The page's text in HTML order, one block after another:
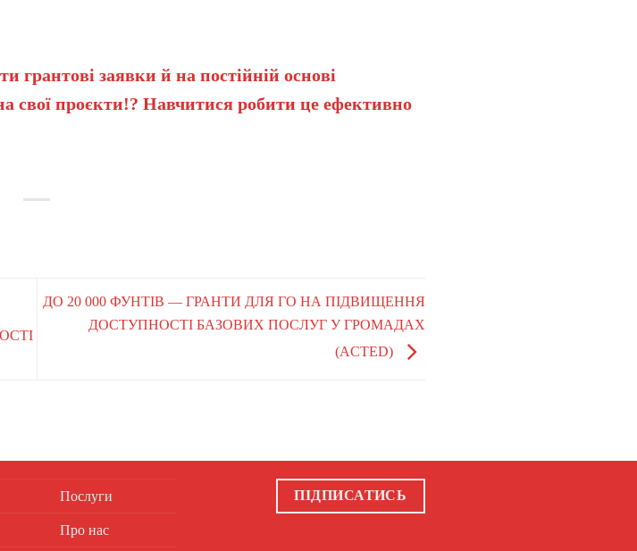
грантові заявки й на постійній основі
свої проєкти!? Навчитися робити це ефективно
ДО 20 000 ФУНТІВ — ГРАНТИ ДЛЯ ГО НА ПІДВИЩЕННЯ
ДОСТУПНОСТІ БАЗОВИХ ПОСЛУГ У ГРОМАДАХ
(ACTED)
Послуги
Про нас
ПІДПИСАТИСЬ